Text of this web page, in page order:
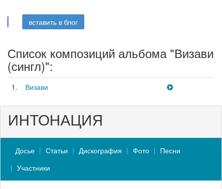
вставить в блог
Список композиций альбома "Визави
(сингл)":
1. Визави
ИНТОНАЦИЯ
Досье Статьи Дискография Фото
Песни
Участники